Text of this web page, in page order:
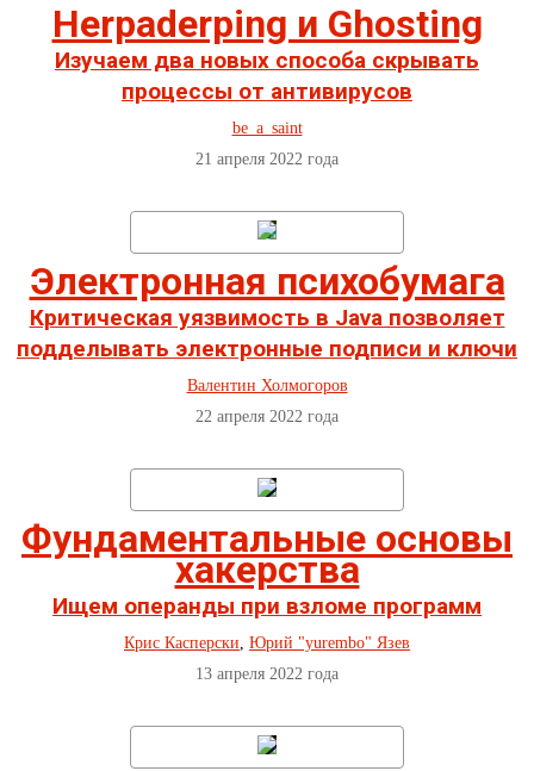
Herpaderping и Ghosting
Изучаем два новых способа скрывать
процессы от антивирусов
be_a_saint
21 апреля 2022 года
Электронная психобумага
Критическая уязвимость в Java позволяет
подделывать электронные подписи и ключи
Валентин Холмогоров
22 апреля 2022 года
Фундаментальные основы
хакерства
Ищем операнды при взломе программ
Крис Касперски Юрий "yurembo" Язев
13 апреля 2022 года